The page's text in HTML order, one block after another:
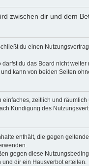
zwischen dir und dem
du einen
du das Board nicht
kann von beiden Seiten
zeitlich und
Kündigung des
enthält, die gegen
gegen diese
dir ein Hausverbot erteilen.